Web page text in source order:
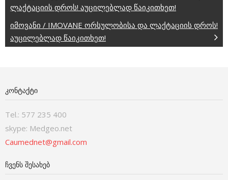
ლაქტაციის დროს! აუცილებლად წაიკითხეთ!
იმოვანი / IMOVANE ორსულობისა და ლაქტაციის დროს!
აუცილებლად წაიკითხეთ!
ᲙᲝᲜᲢᲐᲥᲢᲘ
Tel.: 577 235 400
skype: Medgeo.net
Caumednet@gmail.com
ᲩᲕᲔᲜᲡ ᲨᲔᲡᲐᲮᲔᲑ